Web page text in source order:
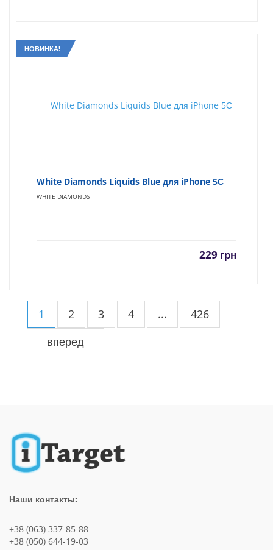
НОВИНКА!
White Diamonds Liquids Blue для iPhone 5С
WHITE DIAMONDS
229 грн
1 2 3 4 ...
426
вперед
Наши контакты:
+38 (063) 337-85-88
+38 (050) 644-19-03